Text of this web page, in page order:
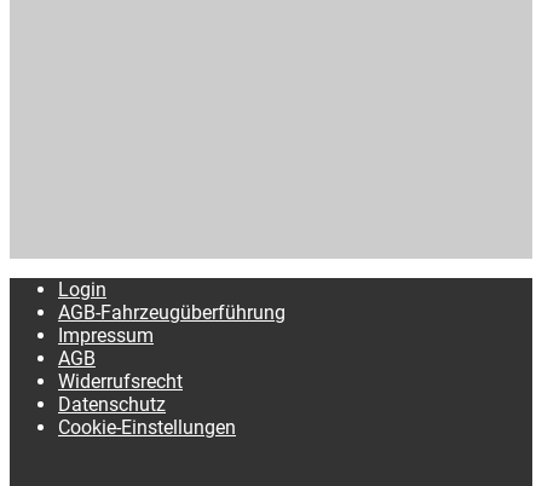
Login
AGB-Fahrzeugüberführung
Impressum
AGB
Widerrufsrecht
Datenschutz
Cookie-Einstellungen